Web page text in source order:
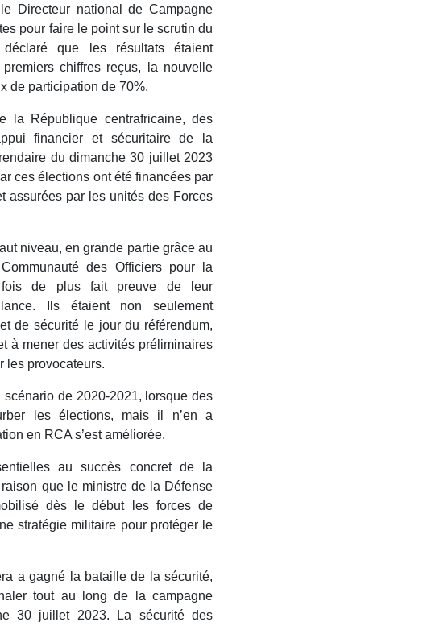
Directeur national de Campagne
pour faire le point sur le scrutin du
que les résultats étaient
chiffres reçus, la nouvelle
de participation de 70%.
la République centrafricaine, des
financier et sécuritaire de la
du dimanche 30 juillet 2023
ces élections ont été financées par
assurées par les unités des Forces
niveau, en grande partie grâce au
des Officiers pour la
fois de plus fait preuve de leur
Ils étaient non seulement
de sécurité le jour du référendum,
à mener des activités préliminaires
les provocateurs.
de 2020-2021, lorsque des
les élections, mais il n’en a
en RCA s’est améliorée.
au succès concret de la
que le ministre de la Défense
dès le début les forces de
stratégie militaire pour protéger le
a gagné la bataille de la sécurité,
tout au long de la campagne
30 juillet 2023. La sécurité des